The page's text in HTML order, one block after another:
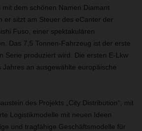
dem schönen Namen Diamant
er sitzt am Steuer des eCanter der
Fuso, einer spektakulären
Das 7,5 Tonnen-Fahrzeug ist der erste
Serie produziert wird. Die ersten E-Lkw
Jahres an ausgewählte europäische
des Projekts „City Distribution“, mit
Logistikmodelle mit neuen Ideen
und tragfähige Geschäftsmodelle für